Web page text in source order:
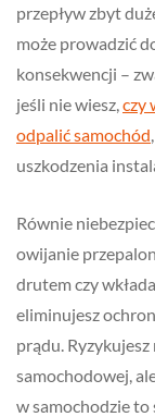
przepływ zbyt
może prowadzić
konsekwencji –
jeśli nie wiesz, czy
odpalić samochód
uszkodzenia
Równie
owijanie
drutem czy
eliminujesz
prądu.
samochodowej,
w samochodzie to